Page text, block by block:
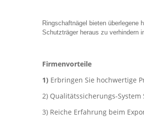
Ringschaftnägel bieten überlegene
Schutzträger heraus zu verhindern
Firmenvorteile
1) Erbringen Sie hochwertige
2) Qualitätssicherungs-System
3) Reiche Erfahrung beim